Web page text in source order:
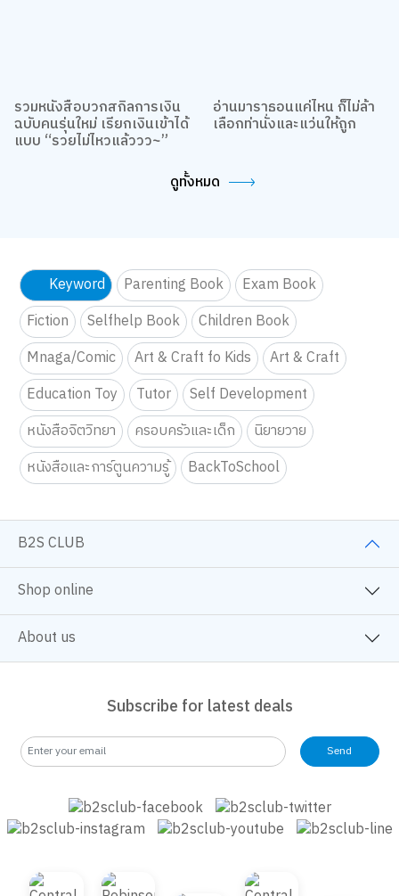
รวมหนังสือบวกสกิลการเงิน
ฉบับคนรุ่นใหม่ เรียกเงินเข้าได้
แบบ “รวยไม่ไหวแล้ววว~”
อ่านมาราธอนแค่ไหน ก็ไม่ล้า
เลือกท่านั่งและแว่นให้ถูก
ดูทั้งหมด
Keyword Parenting Book
Exam Book
Fiction
Selfhelp Book
Children Book
Mnaga/Comic
Art & Craft fo Kids
Art & Craft
Education Toy
Tutor
Self Development
หนังสือจิตวิทยา
ครอบครัวและเด็ก
นิยายวาย
หนังสือและการ์ตูนความรู้
BackToSchool
B2S CLUB
Shop online
About us
Subscribe for latest deals
Send